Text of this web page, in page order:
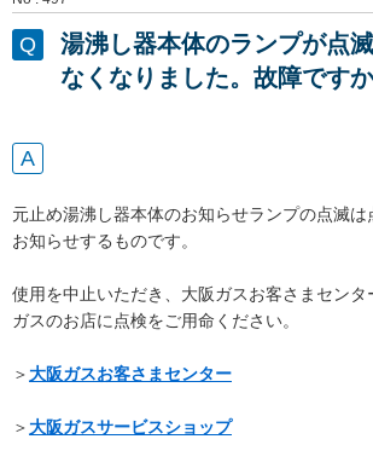
湯沸し器本体のランプが点
なくなりました。故障です
元止め湯沸し器本体のお知らせランプの点滅は
お知らせするものです。
使用を中止いただき、大阪ガスお客さまセン
ガスのお店に点検をご用命ください。
＞大阪ガスお客さまセンター
＞大阪ガスサービスショップ